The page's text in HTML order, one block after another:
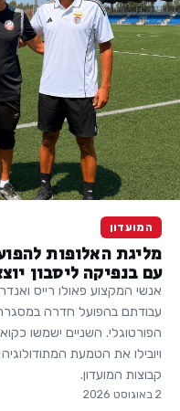
המועדון
מליגת האלופות
עם בנפיקה ליסבון
אנשי המקצוע פאולו רייס
עבודתם בהפועל חדרה
הפורטוגלי. השניים ישמשו
ויובילו את הטמעת
קבוצות המועדון.
2 באוגוסט 2026